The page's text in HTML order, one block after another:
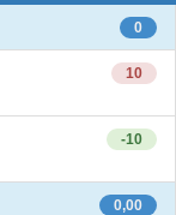
0
10
-10
0,00